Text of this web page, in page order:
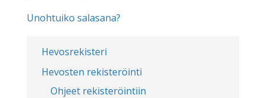
Hevosrekisteri
Hevosten rekisteröinti
Ohjeet rekisteröintiin
Unohtuiko salasana?